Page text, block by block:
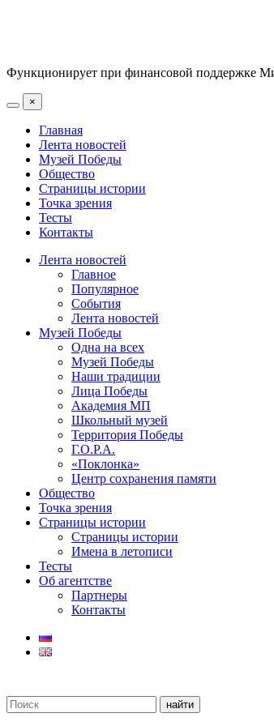
Функционирует при финансовой поддержке
×
Главная
Лента новостей
Музей Победы
Общество
Страницы истории
Точка зрения
Тесты
Контакты
Лента новостей
Главное
Популярное
События
Лента новостей
Музей Победы
Одна на всех
Музей Победы
Наши традиции
Лица Победы
Академия МП
Школьный музей
Территория Победы
Г.О.Р.А.
«Поклонка»
Центр сохранения памяти
Общество
Точка зрения
Страницы истории
Страницы истории
Имена в летописи
Тесты
Об агентстве
Партнеры
Контакты